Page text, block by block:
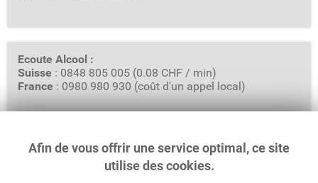
Ecoute Alcool :
Suisse : 0848 805 005 (0.08 CHF / min)
France : 0980 980 930 (coût d'un appel local)
GREA - Groupement Romand d'Etudes des Addictions
Rue Saint-Pierre 3, Case Postale 6319
Afin de vous offrir une service optimal, ce site
utilise des cookies.